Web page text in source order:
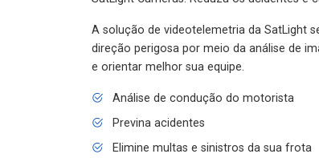
A solução de videotelemetria da SatLight
direção perigosa por meio da análise de
e orientar melhor sua equipe.
Análise de condução do motorista
Previna acidentes
Elimine multas e sinistros da sua frota